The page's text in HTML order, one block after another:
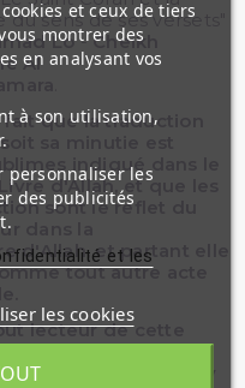
sens de ses versets"
Lo-Cheikh
Al
que la traduction
sa minutie est
indiqué dans le
d'Allah, et que les
sont le reflet du
dans la
d'Allah, et partant elle
tout autre acte
lecteur de cette
Complexe du Roi
ou ajout qu'il y
et ceux de tiers
montrer des
en analysant vos
à son utilisation,
personnaliser les
des publicités
et les
les cookies